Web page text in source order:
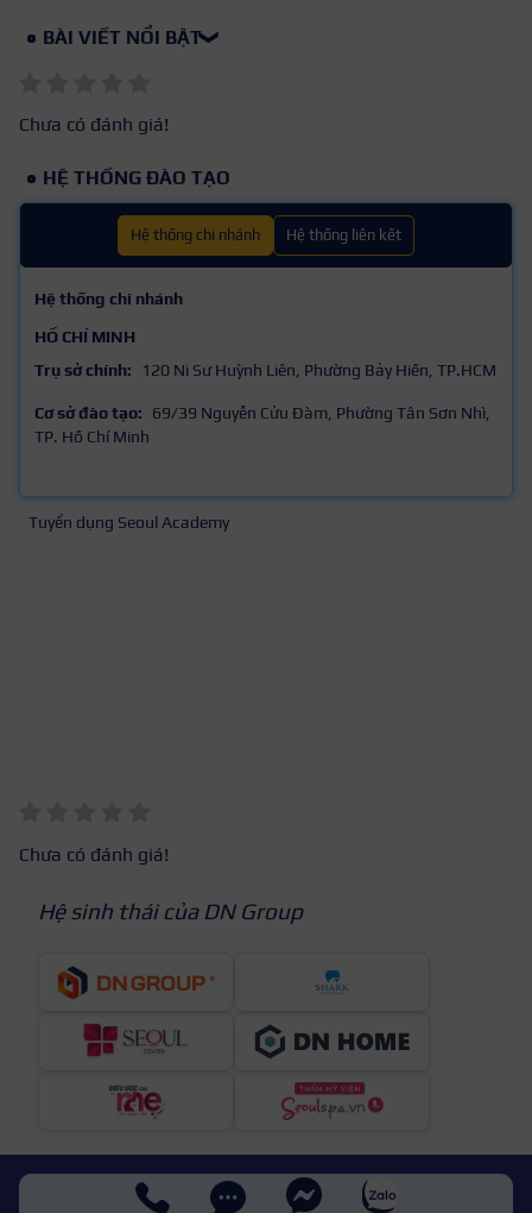
BÀI VIẾT NỔI BẬT❯
Chưa có đánh giá!
HỆ THỐNG ĐÀO TẠO
Hệ thống chi nhánh Hệ thống liên kết
Hệ thống chi nhánh
HỒ CHÍ MINH
Trụ sở chính:
120 Ni Sư Huỳnh Liên, Phường Bảy Hiền, TP.HCM
Cơ sở đào tạo:
69/39 Nguyễn Cửu Đàm, Phường Tân Sơn Nhì,
TP. Hồ Chí Minh
Tuyển dụng Seoul Academy
Chưa có đánh giá!
Hệ sinh thái của DN Group